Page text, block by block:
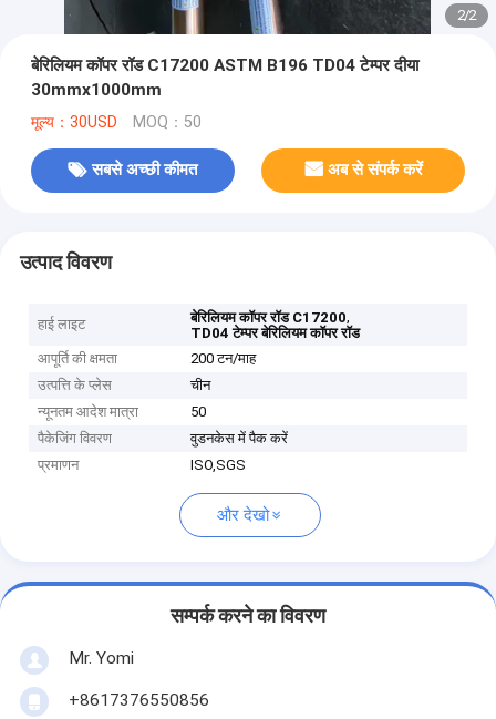
2/2
बेरिलियम कॉपर रॉड C17200 ASTM B196 TD04 टेम्पर दीया
30mmx1000mm
मूल्य：30USD MOQ：50
सबसे अच्छी कीमत अब से संपर्क करें
उत्पाद विवरण
हाई लाइट बेरिलियम कॉपर रॉड C17200,
TD04 टेम्पर बेरिलियम कॉपर रॉड
आपूर्ति की क्षमता
200 टन/माह
उत्पत्ति के प्लेस
चीन
न्यूनतम आदेश मात्रा
50
पैकेजिंग विवरण
वुडनकेस में पैक करें
प्रमाणन
ISO,SGS
और देखो
सम्पर्क करने का विवरण
Mr. Yomi
+8617376550856